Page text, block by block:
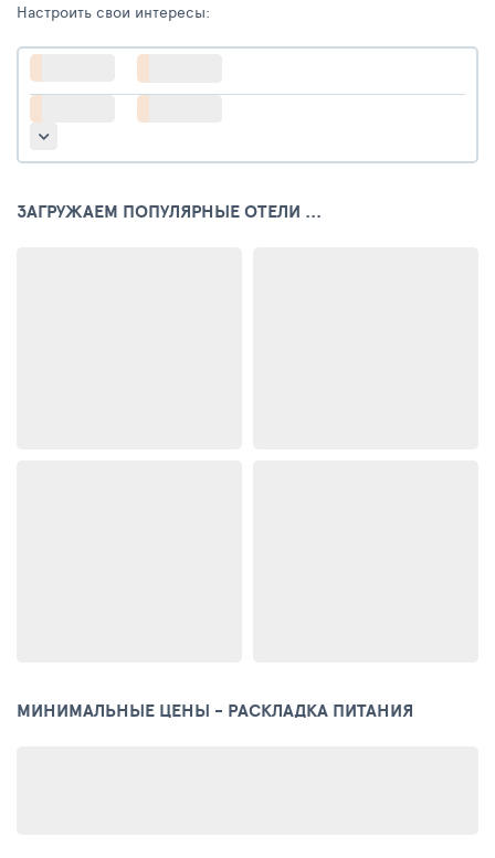
Настроить свои интересы:
ЗАГРУЖАЕМ ПОПУЛЯРНЫЕ ОТЕЛИ ...
МИНИМАЛЬНЫЕ ЦЕНЫ - РАСКЛАДКА ПИТАНИЯ